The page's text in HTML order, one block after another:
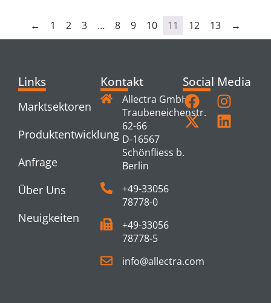
← 1 2 3 … 8 9 10 11 12 13 →
Links
Marktsektoren
Produktentwicklung
Anfrage
Über Uns
Neuigkeiten
Kontakt
Allectra GmbH
Traubeneichenstr.
62-66
D-16567
Schönfliess b.
Berlin
+49-33056
78778-0
+49-33056
78778-5
info@allectra.com
Social Media